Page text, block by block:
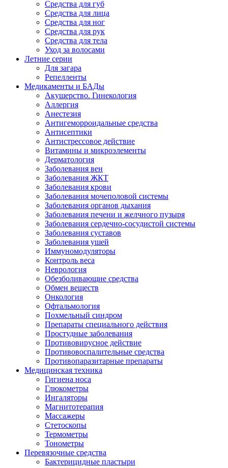
Средства для губ
Средства для лица
Средства для ног
Средства для рук
Средства для тела
Уход за волосами
Летние серии
Для загара
Репелленты
Медикаменты и БАДы
Акушерство. Гинекология
Аллергия
Анестезия
Антигеморроидальные средства
Антисептики
Антистрессовое действие
Витамины и микроэлементы
Дерматология
Заболевания вен
Заболевания ЖКТ
Заболевания крови
Заболевания мочеполовой системы
Заболевания органов дыхания
Заболевания печени и желчного пузыря
Заболевания сердечно-сосудистой системы
Заболевания суставов
Заболевания ушей
Иммуномодуляторы
Контроль веса
Неврология
Обезболивающие средства
Обмен веществ
Онкология
Офтальмология
Похмельный синдром
Препараты специального действия
Простудные заболевания
Противовирусное действие
Противовоспалительные средства
Противопаразитарные препараты
Медицинская техника
Гигиена носа
Глюкометры
Ингаляторы
Магнитотерапия
Массажеры
Стетоскопы
Термометры
Тонометры
Перевязочные средства
Бактерицидные пластыри